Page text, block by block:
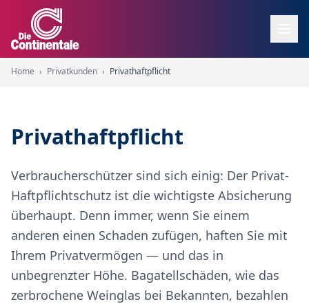
Home › Privatkunden › Privathaftpflicht
Privathaftpflicht
Verbraucherschützer sind sich einig: Der Privat-
Haftpflichtschutz ist die wichtigste Absicherung
überhaupt. Denn immer, wenn Sie einem
anderen einen Schaden zufügen, haften Sie mit
Ihrem Privatvermögen — und das in
unbegrenzter Höhe. Bagatellschäden, wie das
zerbrochene Weinglas bei Bekannten, bezahlen